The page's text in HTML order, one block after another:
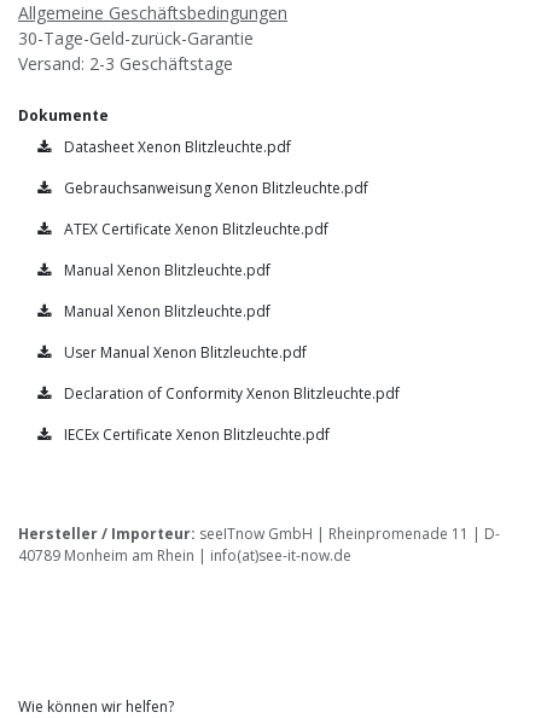
Allgemeine Geschäftsbedingungen
30-Tage-Geld-zurück-Garantie
Versand: 2-3 Geschäftstage
Dokumente
Datasheet Xenon Blitzleuchte.pdf
Gebrauchsanweisung Xenon Blitzleuchte.pdf
ATEX Certificate Xenon Blitzleuchte.pdf
Manual Xenon Blitzleuchte.pdf
Manual Xenon Blitzleuchte.pdf
User Manual Xenon Blitzleuchte.pdf
Declaration of Conformity Xenon Blitzleuchte.pdf
IECEx Certificate Xenon Blitzleuchte.pdf
Hersteller / Importeur: seeITnow GmbH | Rheinpromenade 11 | D-
40789 Monheim am Rhein | info(at)see-it-now.de
Wie können wir helfen?